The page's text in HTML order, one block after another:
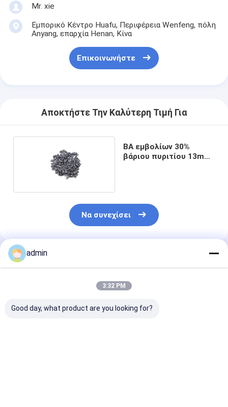
Mr. xie
Εμπορικό Κέντρο Huafu, Περιφέρεια Wenfeng, πόλη
Anyang, επαρχία Henan, Κίνα
Επικοινωνήστε
Αποκτήστε Την Καλύτερη Τιμή Για
BA εμβολίων 30%
βάριου πυριτίου 13mm
Να συνεχίσει
Συνιστώμενα Προϊόντα
admin
3:32 PM
Good day, what product are you looking for?